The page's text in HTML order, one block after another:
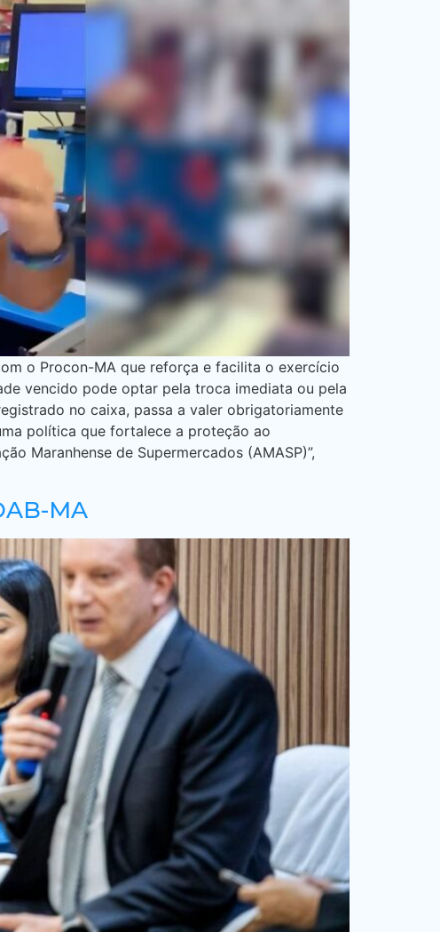
o Procon-MA que reforça e facilita o exercício
vencido pode optar pela troca imediata ou pela
no caixa, passa a valer obrigatoriamente
política que fortalece a proteção ao
Maranhense de Supermercados (AMASP)”,
MA